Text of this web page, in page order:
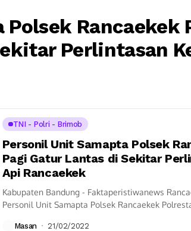
Rancaekek
Perlintasan
TNI - Polri - Brimob
Personil Unit Samapta Polsek
Pagi Gatur Lantas di Sekitar
Api Rancaekek
Kabupaten Bandung - Faktaperistiwanews
Personil Unit Samapta Polsek Rancaekek
Masan 21/02/2022